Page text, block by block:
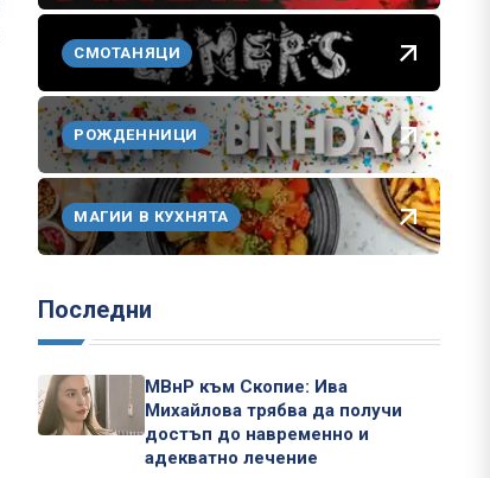
СМОТАНЯЦИ
РОЖДЕННИЦИ
МАГИИ В КУХНЯТА
Последни
МВнР към Скопие: Ива
Михайлова трябва да получи
достъп до навременно и
адекватно лечение